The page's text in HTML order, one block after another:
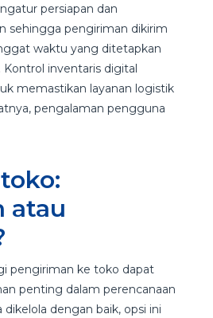
persiapan dan
sehingga pengiriman dikirim
waktu yang ditetapkan
inventaris digital
memastikan layanan logistik
pengalaman pengguna
atau
pengiriman ke toko dapat
penting dalam perencanaan
dikelola dengan baik, opsi ini